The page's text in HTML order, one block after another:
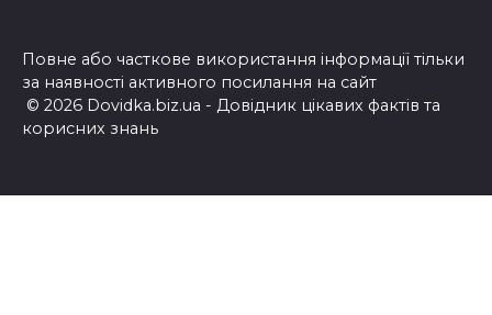
Повне або часткове використання інформації тільки
за наявності активного посилання на сайт
© 2026 Dovidka.biz.ua - Довідник цікавих фактів та
корисних знань